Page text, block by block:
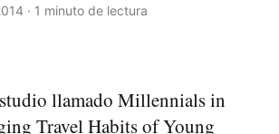
· 1 minuto de lectura
llamado Millennials in
Travel Habits of Young